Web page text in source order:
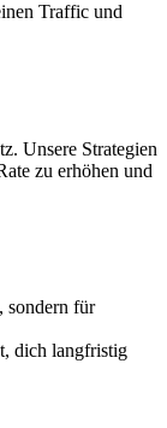
Traffic und
Unsere Strategien
zu erhöhen und
sondern für
dich langfristig